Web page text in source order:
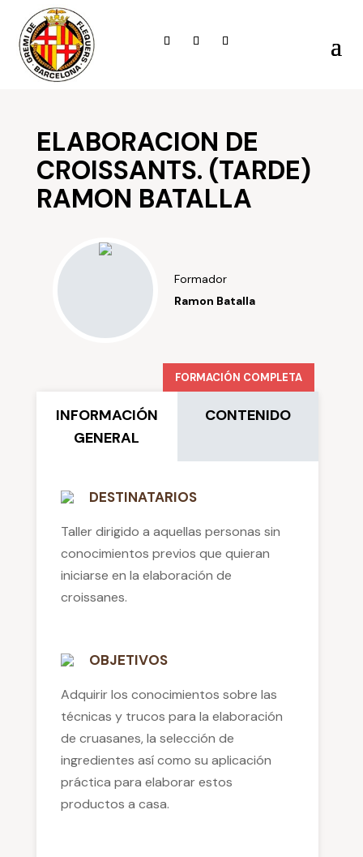
ELABORACION DE
CROISSANTS. (TARDE)
RAMON BATALLA
Formador
Ramon Batalla
FORMACIÓN COMPLETA
INFORMACIÓN
GENERAL
CONTENIDO
DESTINATARIOS
Taller dirigido a aquellas personas sin
conocimientos previos que quieran
iniciarse en la elaboración de
croissanes.
OBJETIVOS
Adquirir los conocimientos sobre las
técnicas y trucos para la elaboración
de cruasanes, la selección de
ingredientes así como su aplicación
práctica para elaborar estos
productos a casa.